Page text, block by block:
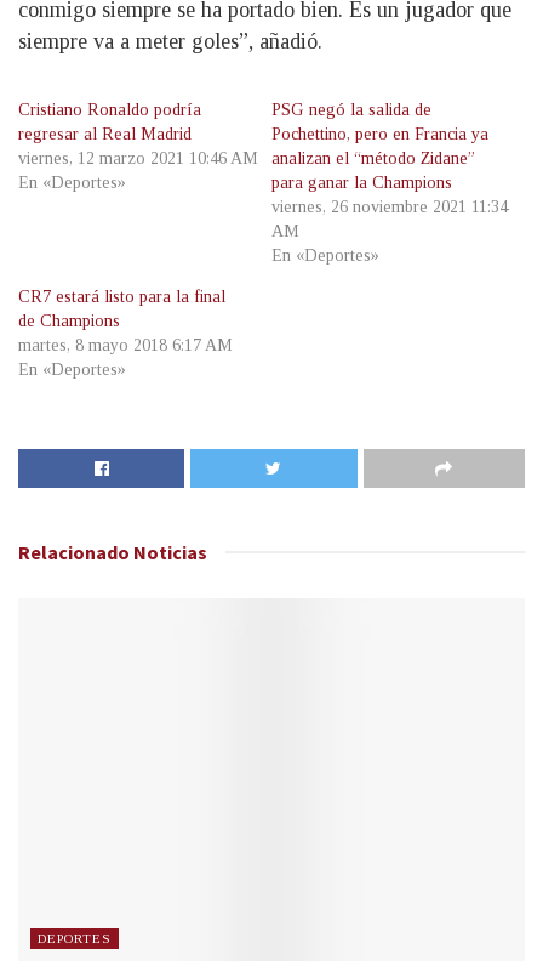
conmigo siempre se ha portado bien. Es un jugador que
siempre va a meter goles”, añadió.
Cristiano Ronaldo podría
regresar al Real Madrid
viernes, 12 marzo 2021 10:46 AM
En «Deportes»
PSG negó la salida de
Pochettino, pero en Francia ya
analizan el “método Zidane”
para ganar la Champions
viernes, 26 noviembre 2021 11:34
AM
En «Deportes»
CR7 estará listo para la final
de Champions
martes, 8 mayo 2018 6:17 AM
En «Deportes»
Relacionado Noticias
DEPORTES